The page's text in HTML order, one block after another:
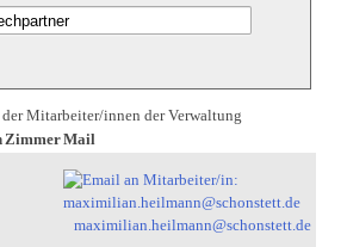
Mitarbeiter/innen der Verwaltung
ZimmerMail
maximilian.heilmann@schonstett.de